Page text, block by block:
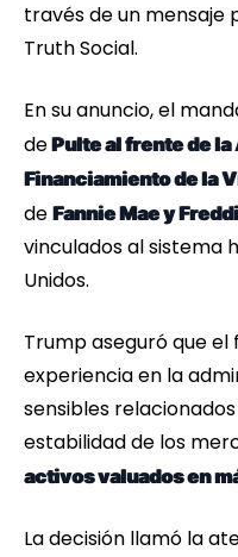
través de un mensaje
Truth Social.
En su anuncio, el
dePulte al frente de la
Financiamiento de la
de Fannie Mae y
vinculados al sistema
Unidos.
Trump aseguró que
experiencia en la
sensibles
estabilidad de los
activos valuados en
La decisión llamó la